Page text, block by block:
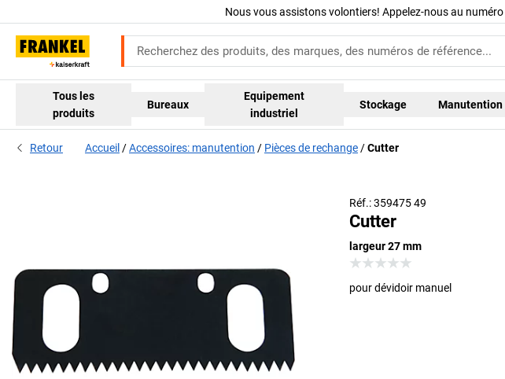
Nous vous assistons volontiers! Appelez-nous au numéro
Tous les
produits
Bureaux
Equipement
industriel
Stockage Manutention
Retour Accueil Accessoires: manutention Pièces de rechange Cutter
Réf.: 359475 49
Cutter
largeur 27 mm
pour dévidoir manuel